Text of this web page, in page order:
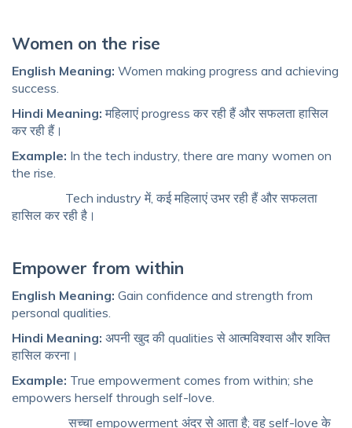
Women on the rise
English Meaning: Women making progress and achieving
success.
Hindi Meaning: महिलाएं progress कर रही हैं और सफलता हासिल
कर रही हैं।
Example: In the tech industry, there are many women on
the rise.
Tech industry में, कई महिलाएं उभर रही हैं और सफलता
हासिल कर रही है।
Empower from within
English Meaning: Gain confidence and strength from
personal qualities.
Hindi Meaning: अपनी खुद की qualities से आत्मविश्वास और शक्ति
हासिल करना।
Example: True empowerment comes from within; she
empowers herself through self-love.
सच्चा empowerment अंदर से आता है; वह self-love के